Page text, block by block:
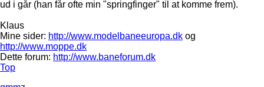
ud i går (han får ofte min "springfinger" til at komme frem).
Klaus
Mine sider: http://www.modelbaneeuropa.dk og
http://www.moppe.dk
Dette forum: http://www.baneforum.dk
Top